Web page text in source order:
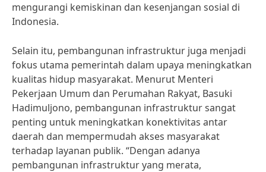
mengurangi kemiskinan dan kesenjangan sosial di
Indonesia.
Selain itu, pembangunan infrastruktur juga menjadi
fokus utama pemerintah dalam upaya meningkatkan
kualitas hidup masyarakat. Menurut Menteri
Pekerjaan Umum dan Perumahan Rakyat, Basuki
Hadimuljono, pembangunan infrastruktur sangat
penting untuk meningkatkan konektivitas antar
daerah dan mempermudah akses masyarakat
terhadap layanan publik. “Dengan adanya
pembangunan infrastruktur yang merata,